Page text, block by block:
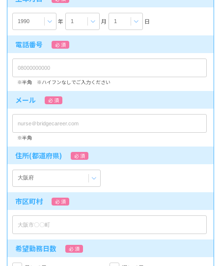
年 月 日
電話番号 必 須
※半角 ※ハイフンなしでご入力ください
メール 必 須
※半角
住所(都道府県) 必 須
市区町村 必 須
希望勤務日数 必 須